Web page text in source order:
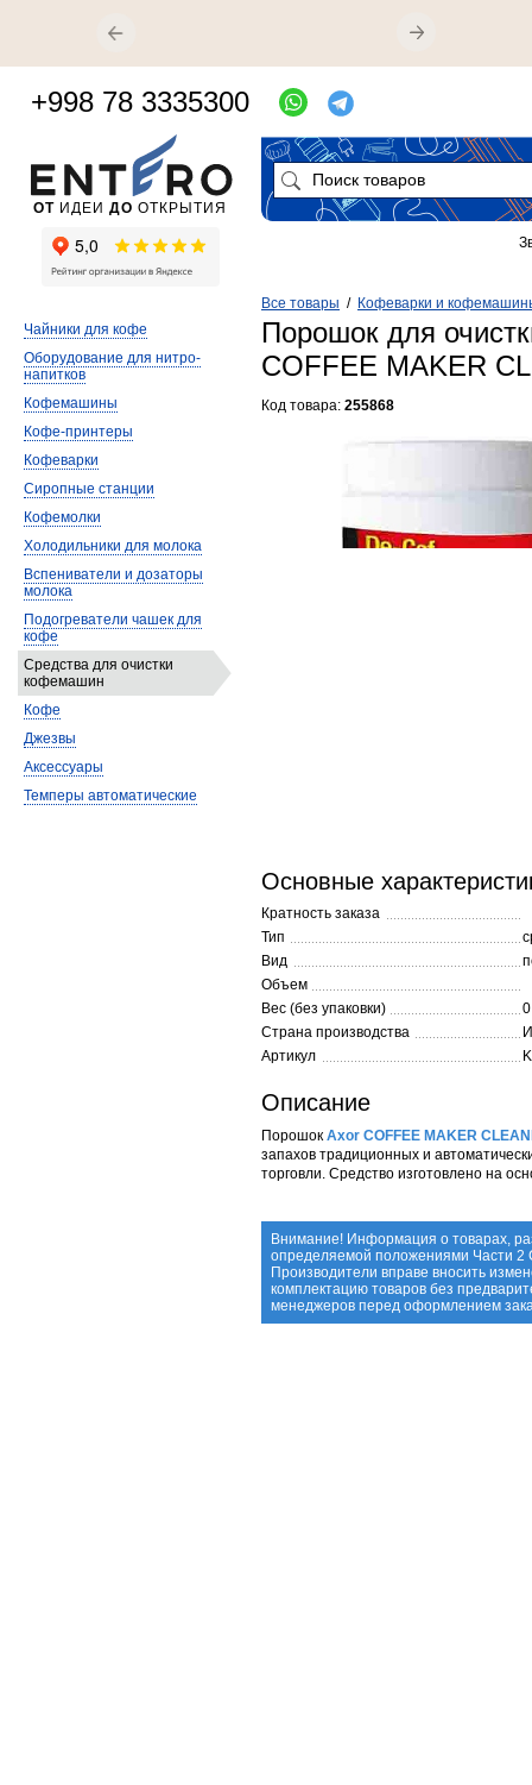
Все товары / Кофеварки и
Порошок для
COFFEE MAKER
Код товара: 255868
Основные
Кратность заказа
Тип
Вид
Объем
Вес (без упаковки)
Страна производства
Артикул
Описание
Порошок Axor COFFEE MAKER
запахов традиционных и
торговли. Средство изготовлено на
Внимание! Информация о товарах,
определяемой положениями Части 2
Производители вправе вносить
комплектацию товаров без
менеджеров перед оформлением
Чайники для кофе
Оборудование для нитро-
напитков
Кофемашины
Кофе-принтеры
Кофеварки
Сиропные станции
Кофемолки
Холодильники для молока
Вспениватели и дозаторы
молока
Подогреватели чашек для
кофе
Средства для очистки
кофемашин
Кофе
Джезвы
Аксессуары
Темперы автоматические
ОТ ИДЕИ ДО ОТКРЫТИЯ
+998 78 3335300